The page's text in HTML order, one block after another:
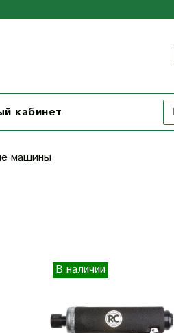
кабинет
машины
В наличии